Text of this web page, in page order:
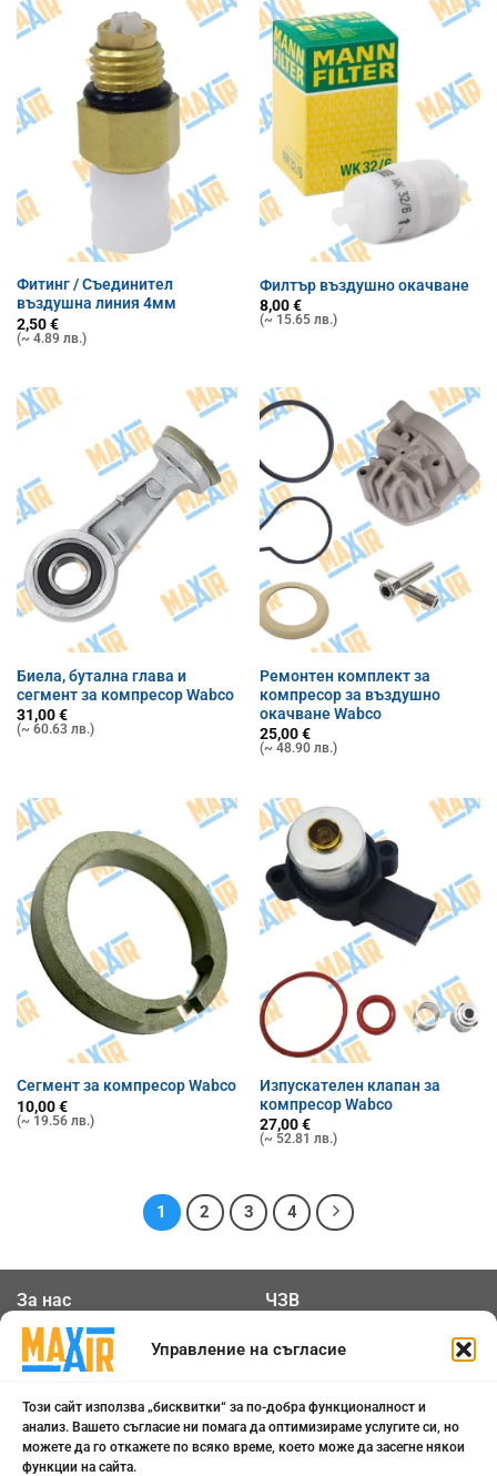
Управление на съгласие
Този сайт използва „бисквитки“ за по-добра функционалност и
анализ. Вашето съгласие ни помага да оптимизираме услугите си, но
можете да го откажете по всяко време, което може да засегне някои
функции на сайта.
Фитинг / Съединител
въздушна линия 4мм
2,50€
(~ 4.89 лв.)
Филтър въздушно окачване
8,00€
(~ 15.65 лв.)
Биела, бутална глава и
сегмент за компресор Wabco
31,00€
(~ 60.63 лв.)
Ремонтен комплект за
компресор за въздушно
окачване Wabco
25,00€
(~ 48.90 лв.)
Сегмент за компресор Wabco
10,00€
(~ 19.56 лв.)
Изпускателен клапан за
компресор Wabco
27,00€
(~ 52.81 лв.)
1 2 3 4
За нас
Общи условия
поверителност
ЧЗВ
Контакти